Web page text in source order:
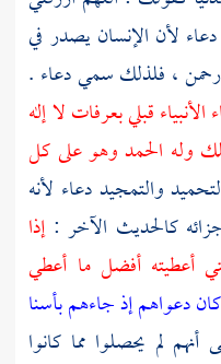
لأن الإنسان يصدر في
رحمن ، فلذلك سمي دعاء .
قبلي بعرفات لا إله
وله الحمد وهو على كل
والتمجيد دعاء لأنه
كالحديث الآخر :إذا
أعطيته أفضل ما أعطي
دعواهم إذ جاءهم بأسنا
أنهم لم يحصلوا مما كانوا